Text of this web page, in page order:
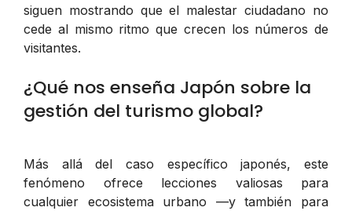
siguen mostrando que el malestar ciudadano no
cede al mismo ritmo que crecen los números de
visitantes.
¿Qué nos enseña Japón sobre la
gestión del turismo global?
Más allá del caso específico japonés, este
fenómeno ofrece lecciones valiosas para
cualquier ecosistema urbano —y también para